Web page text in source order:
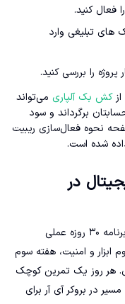
فعال کنید.
های تبلیغی وارد
را بررسی کنید.
کش بک آلپاری می‌تواند
برگرداند و سود
نحوه فعال‌سازی ریبیت
شده است.
دیجیتال در
برای اینکه یادگیری فقط مطالعه نباشد، یک برنامه ۳۰ روزه عملی
ابزار و امنیت، هفته سوم
هر روز یک تمرین کوچک
در بروکر آی آر برای